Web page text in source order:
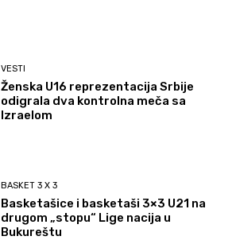
VESTI
Ženska U16 reprezentacija Srbije
odigrala dva kontrolna meča sa
Izraelom
BASKET 3 X 3
Basketašice i basketaši 3×3 U21 na
drugom „stopu“ Lige nacija u
Bukureštu